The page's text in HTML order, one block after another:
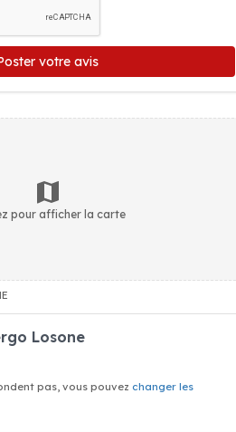
votre avis
pour afficher la carte
Losone
pas, vous pouvez changer les